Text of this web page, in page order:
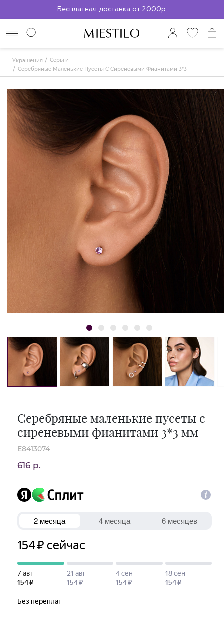
Бесплатная доставка от 2000р.
По всей России до ПВЗ СДЭК
Украшения
Серьги
Серебряные Маленькие Пусеты С Сиреневыми Фианитами 3*3 Мм
Серебряные маленькие пусеты с
сиреневыми фианитами 3*3 мм
E8413074
616 р.